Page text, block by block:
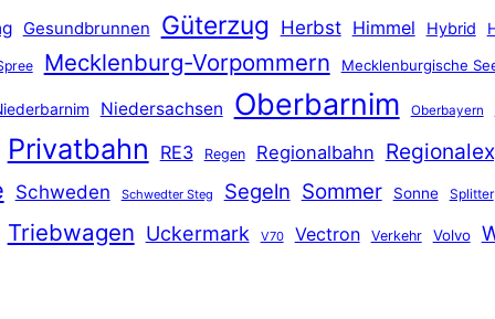
Gesundbrunnen Güterzug Herbst Himmel Hybrid
Mecklenburg-Vorpommern Mecklenburgische
Niedersachsen Oberbarnim Oberbayern
Privatbahn RE3 Regen Regionalbahn
Schweden Schwedter Steg Segeln Sommer Sonne Splitter
Triebwagen Uckermark V70 Vectron Verkehr Volvo